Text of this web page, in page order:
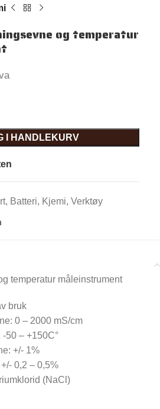
og temperatur
I HANDLEKURV
, Batteri, Kjemi, Verktøy
temperatur måleinstrument
bruk
0 – 2000 mS/cm
50 – +150C°
+/- 1%
0,2 – 0,5%
(NaCl)